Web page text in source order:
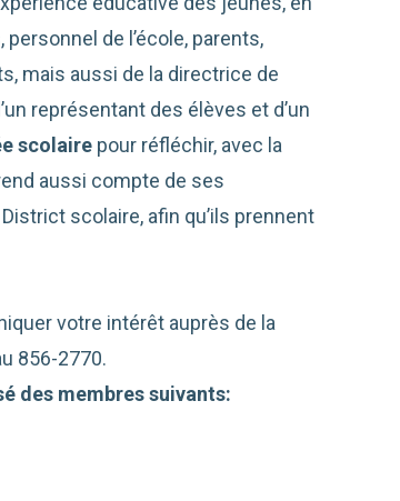
de l’école, parents,
mais aussi de la directrice de
représentant des élèves et d’un
scolaire pour réfléchir, avec la
aussi compte de ses
scolaire, afin qu’ils prennent
votre intérêt auprès de la
856-2770.
des membres suivants: